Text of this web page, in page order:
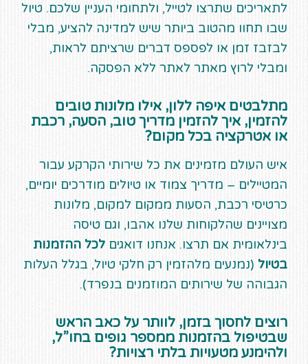
לתאריכים שתרצו לטייל, ולתחומי העניין שלכם. טיול
שבו תחוו מהטוב ביותר שיש למדינה להציע, מבלי
לבזבז זמן או לפספס דברים שרציתם לראות,
ומבלי לרוץ מאתר לאתר ללא הפסקה.
מתלבטים איפה ללון, אילו מלונות טובים
להזמין, איך להזמין מדריך טוב, הסעה, רכבת
או אטרקציה בכל מקום?
איש העולם מזמינים את כל שירותי הקרקע עבור
המטיילים – מדריך צמוד או טיולים מודרכים יומיים,
כרטיסי רכבת, הסעות ממקום למקום, מלונות
מצויינים שהלקוחות שלנו אהבו, וגם טיסה
בינלאומית אם תרצו. אנחנו דואגים לכל ההזמנות
בטיול (נמנעים מלהזמין רק חלקי טיול, בגלל העלות
הגבוהה של שירותים המוזמנים בנפרד).
רוצים לחסוך בזמן, לוותר על כאב הראש
שבטיפול בהזמנות ממספר גופים בחו”ל,
ולהימנע מטעויות בלתי רצויות?